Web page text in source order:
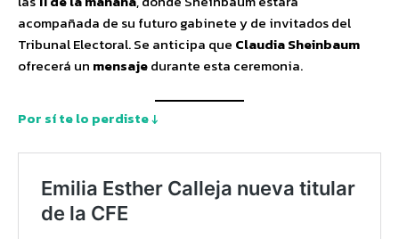
acompañada de su futuro gabinete y de invitados del
Tribunal Electoral. Se anticipa que Claudia Sheinbaum
ofrecerá un mensajedurante esta ceremonia.
Por sí te lo perdiste ↓